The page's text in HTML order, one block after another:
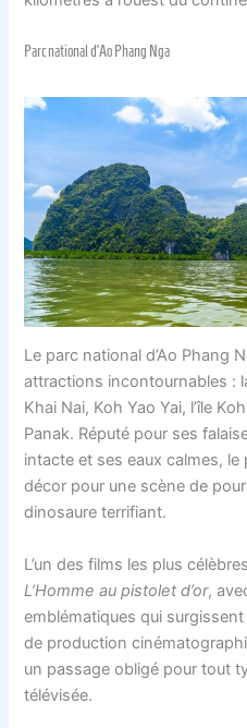
Parc national d’Ao Phang Nga
Le parc national d’Ao Phang
attractions incontournables :
Khai Nai, Koh Yao Yai, l’île
Panak. Réputé pour ses
intacte et ses eaux calmes,
décor pour une scène de
dinosaure terrifiant.
L’un des films les plus
L’Homme au pistolet d’or,
emblématiques qui
de production
un passage obligé pour tout
télévisée.